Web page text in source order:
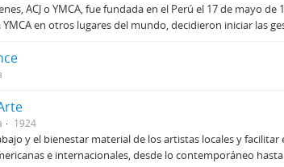
ACJ o YMCA, fue fundada en el Perú el 17 de mayo
en otros lugares del mundo, decidieron iniciar las
1924
y el bienestar material de los artistas locales y facilitar
e internacionales, desde lo contemporáneo